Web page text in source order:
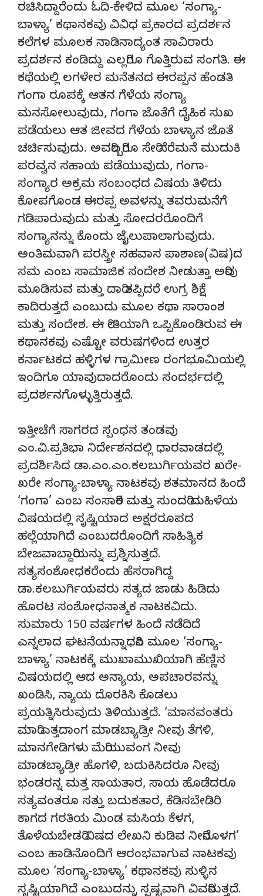
ರಚಿಸಿದ್ದಾರೆಂದು ಓದಿ-ಕೇಳಿದ ಮೂಲ ‘ಸಂಗ್ಯಾ-
ಬಾಳ್ಯಾ’ ಕಥಾನಕವು ವಿವಿಧ ಪ್ರಕಾರದ ಪ್ರದರ್ಶನ
ಕಲೆಗಳ ಮೂಲಕ ನಾಡಿನಾದ್ಯಂತ ಸಾವಿರಾರು
ಪ್ರದರ್ಶನ ಕಂಡಿದ್ದು ಎಲ್ಲರಿಗೂ ಗೊತ್ತಿರುವ ಸಂಗತಿ. ಈ
ಕಥೆಯಲ್ಲಿ ಲಗಳೇರ ಮನೆತನದ ಈರಪ್ಪನ ಹೆಂಡತಿ
ಗಂಗಾ ರೂಪಕ್ಕೆ ಆತನ ಗೆಳೆಯ ಸಂಗ್ಯಾ
ಮನಸೋಲುವುದು, ಗಂಗಾ ಜೊತೆಗೆ ದೈಹಿಕ ಸುಖ
ಪಡೆಯಲು ಆತ ಜೀವದ ಗೆಳೆಯ ಬಾಳ್ಯಾನ ಜೊತೆ
ಚರ್ಚಿಸುವುದು. ಅವರಿಬ್ಬರಿಗೂ ಸೇರಿ ನೆರೆಮನೆ ಮುದುಕಿ
ಪರವ್ವನ ಸಹಾಯ ಪಡೆಯುವುದು, ಗಂಗಾ-
ಸಂಗ್ಯಾರ ಅಕ್ರಮ ಸಂಬಂಧದ ವಿಷಯ ತಿಳಿದು
ಕೋಪಗೊಂಡ ಈರಪ್ಪ ಅವಳನ್ನು ತವರುಮನೆಗೆ
ಗಡಿಪಾರುವುದು ಮತ್ತು ಸೋದರರೊಂದಿಗೆ
ಸಂಗ್ಯಾನನ್ನು ಕೊಂದು ಜೈಲುಪಾಲಾಗುವುದು.
ಅಂತಿಮವಾಗಿ ಪರಸ್ತ್ರೀ ಸಹವಾಸ ಪಾಶಾಣ(ವಿಷ)ದ
ಸಮ ಎಂಬ ಸಾಮಾಜಿಕ ಸಂದೇಶ ನೀಡುತ್ತಾ ಅರಿವು
ಮೂಡಿಸುವ ಮತ್ತು ದಾರಿ ತಪ್ಪಿದರೆ ಉಗ್ರ ಶಿಕ್ಷೆ
ಕಾದಿರುತ್ತದೆ ಎಂಬುದು ಮೂಲ ಕಥಾ ಸಾರಾಂಶ
ಮತ್ತು ಸಂದೇಶ. ಈ ರೀತಿಯಾಗಿ ಒಪ್ಪಿಕೊಂಡಿರುವ ಈ
ಕಥಾನಕವು ಎಷ್ಟೋ ವರುಷಗಳಿಂದ ಉತ್ತರ
ಕರ್ನಾಟಕದ ಹಳ್ಳಿಗಳ ಗ್ರಾಮೀಣ ರಂಗಭೂಮಿಯಲ್ಲಿ
ಇಂದಿಗೂ ಯಾವುದಾದರೊಂದು ಸಂದರ್ಭದಲ್ಲಿ
ಪ್ರದರ್ಶನಗೊಳ್ಳುತ್ತಿರುತ್ತದೆ.
ಇತ್ತೀಚೆಗೆ ಸಾಗರದ ಸ್ಪಂಧನ ತಂಡವು
ಎಂ.ವಿ.ಪ್ರತಿಭಾ ನಿರ್ದೇಶನದಲ್ಲಿ ಧಾರವಾಡದಲ್ಲಿ
ಪ್ರದರ್ಶಿಸಿದ ಡಾ.ಎಂ.ಎಂ.ಕಲಬುರ್ಗಿಯವರ ಖರೇ-
ಖರೇ ಸಂಗ್ಯಾ-ಬಾಳ್ಯಾ ನಾಟಕವು ಶತಮಾನದ ಹಿಂದೆ
‘ಗಂಗಾ’ ಎಂಬ ಸಂಸಾರಿಕ ಮತ್ತು ಸುಂದರಿ ಮಹಿಳೆಯ
ವಿಷಯದಲ್ಲಿ ಸೃಷ್ಟಿಯಾದ ಅಕ್ಷರರೂಪದ
ಹಲ್ಲೆಯಾಗಿದೆ ಎಂಬುದರೊಂದಿಗೆ ಸಾಹಿತ್ಯಿಕ
ಬೇಜವಾಬ್ದಾರಿಯನ್ನು ಪ್ರಶ್ನಿಸುತ್ತದೆ.
ಸತ್ಯಸಂಶೋಧಕರೆಂದು ಹೆಸರಾಗಿದ್ದ
ಡಾ.ಕಲಬುರ್ಗಿಯವರು ಸತ್ಯದ ಜಾಡು ಹಿಡಿದು
ಹೊರಟ ಸಂಶೋಧನಾತ್ಮಕ ನಾಟಕವಿದು.
ಸುಮಾರು 150 ವರ್ಷಗಳ ಹಿಂದೆ ನಡೆದಿದೆ
ಎನ್ನಲಾದ ಘಟನೆಯನ್ನಾಧರಿಸಿ ಮೂಲ ‘ಸಂಗ್ಯಾ-
ಬಾಳ್ಯಾ’ ನಾಟಕಕ್ಕೆ ಮುಖಾಮುಖಿಯಾಗಿ ಹೆಣ್ಣಿನ
ವಿಷಯದಲ್ಲಿ ಆದ ಅನ್ಯಾಯ, ಅಪಚಾರವನ್ನು
ಖಂಡಿಸಿ, ನ್ಯಾಯ ದೊರಕಿಸಿ ಕೊಡಲು
ಪ್ರಯತ್ನಿಸಿರುವುದು ತಿಳಿಯುತ್ತದೆ. ‘ಮಾನವಂತರು
ಮಾರಿ ಎತ್ತದಾಂಗ ಮಾಡಬ್ಯಾಡ್ರೀ ನೀವು ತೆಗಳಿ,
ಮಾನಗೇಡಿಗಳು ಮೆರಿಯುವಂಗ ನೀವು
ಮಾಡಬ್ಯಾಡ್ರೀ ಹೊಗಳಿ, ಬದುಕಿಸಿದರೂ ನೀವು
ಭಂಡರನ್ನ ಮತ್ತ ಸಾಯತಾರ, ಸಾಯ ಹೊಡೆದರೂ
ಸತ್ಯವಂತರೂ ಸತ್ತು ಬದುಕತಾರ, ಕೆಡಿಸಬೇಡಿರಿ
ಕಾಗದ ಗರತಿಯ ಮಿಂಡ ಮಸಿಯ ಕೆಳಗ,
ತೊಳೆಯಬೇಡರಿ ವಿಷದ ಲೇಖನಿ ಕುಡಿವ ನೀರಿನೊಳಗ’
ಎಂಬ ಹಾಡಿನೊಂದಿಗೆ ಆರಂಭವಾಗುವ ನಾಟಕವು
ಮೂಲ ‘ಸಂಗ್ಯಾ-ಬಾಳ್ಯಾ’ ಕಥಾನಕವು ಸುಳ್ಳಿನ
ಸೃಷ್ಟಿಯಾಗಿದೆ ಎಂಬುದನ್ನು ಸ್ಪಷ್ಟವಾಗಿ ವಿವರಿಸುತ್ತದೆ.